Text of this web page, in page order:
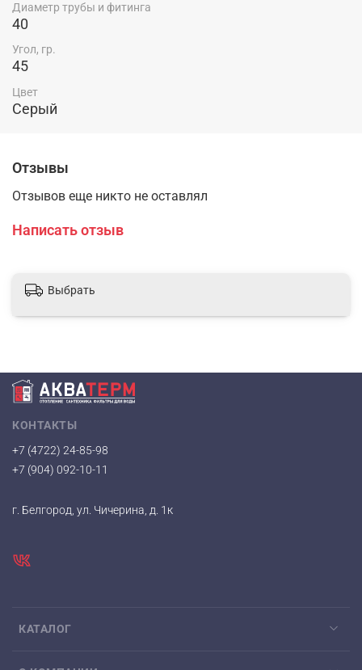
Диаметр трубы и фитинга
40
Угол, гр.
45
Цвет
Серый
Отзывы
Отзывов еще никто не оставлял
Написать отзыв
Выбрать
КАТАЛОГ
КОНТАКТЫ
+7 (4722) 24-85-98
+7 (904) 092-10-11
г. Белгород, ул. Чичерина, д. 1к